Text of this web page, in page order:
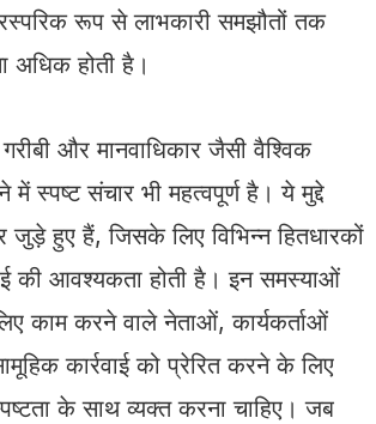
रूप से लाभकारी समझौतों तक
अधिक होती है।
और मानवाधिकार जैसी वैश्विक
में स्पष्ट संचार भी महत्वपूर्ण है। ये मुद्दे
हुए हैं, जिसके लिए विभिन्न हितधारकों
की आवश्यकता होती है। इन समस्याओं
काम करने वाले नेताओं, कार्यकर्ताओं
कार्रवाई को प्रेरित करने के लिए
के साथ व्यक्त करना चाहिए। जब